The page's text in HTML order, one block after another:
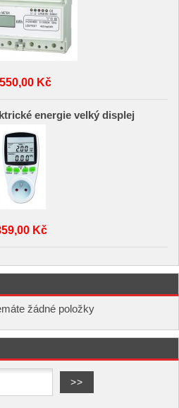
Kč
energie velký displej
Kč
žádné položky